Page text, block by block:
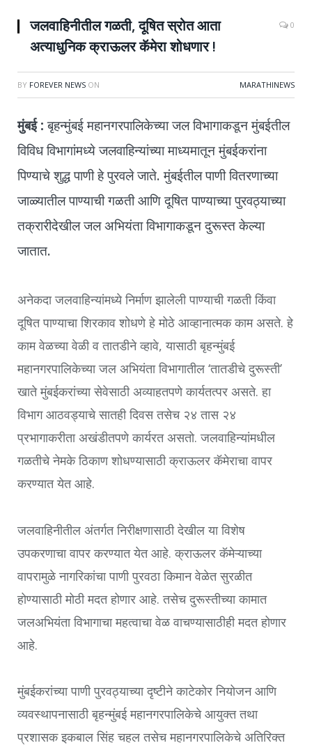
जलवाहिनीतील गळती, दूषित स्रोत आता
अत्याधुनिक क्राऊलर कॅमेरा शोधणार !
0
BY FOREVER NEWS ON MARATHINEWS
मुंबई :बृहन्मुंबई महानगरपालिकेच्या जल विभागाकडून मुंबईतील
विविध विभागांमध्ये जलवाहिन्यांच्या माध्यमातून मुंबईकरांना
पिण्याचे शुद्ध पाणी हे पुरवले जाते. मुंबईतील पाणी वितरणाच्या
जाळ्यातील पाण्याची गळती आणि दूषित पाण्याच्या पुरवठ्याच्या
तक्रारीदेखील जल अभियंता विभागाकडून दुरूस्त केल्या
जातात.
अनेकदा जलवाहिन्यांमध्ये निर्माण झालेली पाण्याची गळती किंवा
दूषित पाण्याचा शिरकाव शोधणे हे मोठे आव्हानात्मक काम असते. हे
काम वेळच्या वेळी व तातडीने व्हावे, यासाठी बृहन्मुंबई
महानगरपालिकेच्या जल अभियंता विभागातील ‘तातडीचे दुरूस्ती’
खाते मुंबईकरांच्या सेवेसाठी अव्याहतपणे कार्यतत्पर असते. हा
विभाग आठवड्याचे सातही दिवस तसेच २४ तास २४
प्रभागाकरीता अखंडीतपणे कार्यरत असतो. जलवाहिन्यांमधील
गळतीचे नेमके ठिकाण शोधण्यासाठी क्राऊलर कॅमेराचा वापर
करण्यात येत आहे.
जलवाहिनीतील अंतर्गत निरीक्षणासाठी देखील या विशेष
उपकरणाचा वापर करण्यात येत आहे. क्राऊलर कॅमेऱ्याच्या
वापरामुळे नागरिकांचा पाणी पुरवठा किमान वेळेत सुरळीत
होण्यासाठी मोठी मदत होणार आहे. तसेच दुरूस्तीच्या कामात
जलअभियंता विभागाचा महत्वाचा वेळ वाचण्यासाठीही मदत होणार
आहे.
मुंबईकरांच्या पाणी पुरवठ्याच्या दृष्टीने काटेकोर नियोजन आणि
व्यवस्थापनासाठी बृहन्मुंबई महानगरपालिकेचे आयुक्त तथा
प्रशासक इकबाल सिंह चहल तसेच महानगरपालिकेचे अतिरिक्त